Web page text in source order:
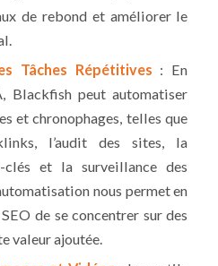
de rebond et améliorer le
Tâches Répétitives : En
Blackfish peut automatiser
et chronophages, telles que
l’audit des sites, la
clés et la surveillance des
nous permet en
de se concentrer sur des
valeur ajoutée.